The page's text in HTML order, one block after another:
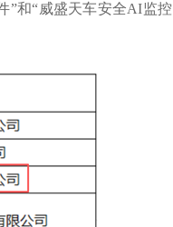
”和“威盛天车安全AI监控